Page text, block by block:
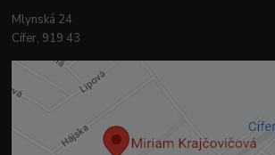
Mlynská 24
Cífer, 919 43